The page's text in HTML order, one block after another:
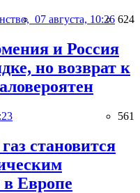
07 августа, 10:26 624
и Россия
но возврат к
561
становится
Европе